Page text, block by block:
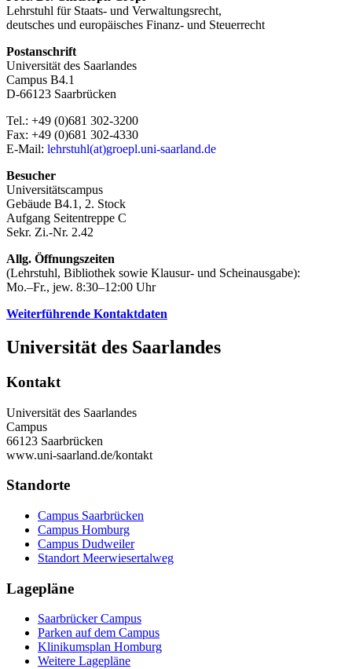
Lehrstuhl für Staats- und Verwaltungsrecht,
deutsches und europäisches Finanz- und Steuerrecht
Postanschrift
Universität des Saarlandes
Campus B4.1
D-66123 Saarbrücken
Tel.: +49 (0)681 302-3200
Fax: +49 (0)681 302-4330
E-Mail: lehrstuhl(at)groepl.uni-saarland.de
Besucher
Universitätscampus
Gebäude B4.1, 2. Stock
Aufgang Seitentreppe C
Sekr. Zi.-Nr. 2.42
Allg. Öffnungszeiten
(Lehrstuhl, Bibliothek sowie Klausur- und Scheinausgabe):
Mo.–Fr., jew. 8:30–12:00 Uhr
Weiterführende Kontaktdaten
Universität des Saarlandes
Kontakt
Universität des Saarlandes
Campus
66123 Saarbrücken
www.uni-saarland.de/kontakt
Standorte
Campus Saarbrücken
Campus Homburg
Campus Dudweiler
Standort Meerwiesertalweg
Lagepläne
Saarbrücker Campus
Parken auf dem Campus
Klinikumsplan Homburg
Weitere Lagepläne